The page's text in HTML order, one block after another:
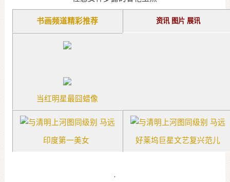
书画频道精彩推荐 资讯 图片 展讯
当红明星最囧蜡像
印度第一美女 好莱坞巨星文艺复兴范儿
·